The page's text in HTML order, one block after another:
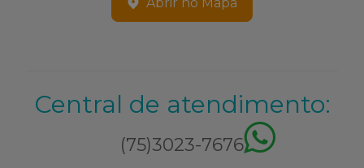
Central de atendimento:
(75)3023-7676